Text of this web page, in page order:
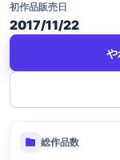
初作品販売日
2017/11/22
や
総作品数